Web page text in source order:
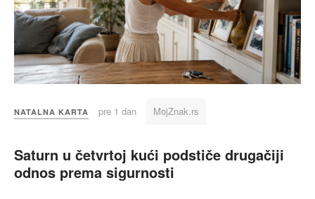
NATALNA KARTA pre 1 dan MojZnak.rs
Saturn u četvrtoj kući podstiče drugačiji
odnos prema sigurnosti